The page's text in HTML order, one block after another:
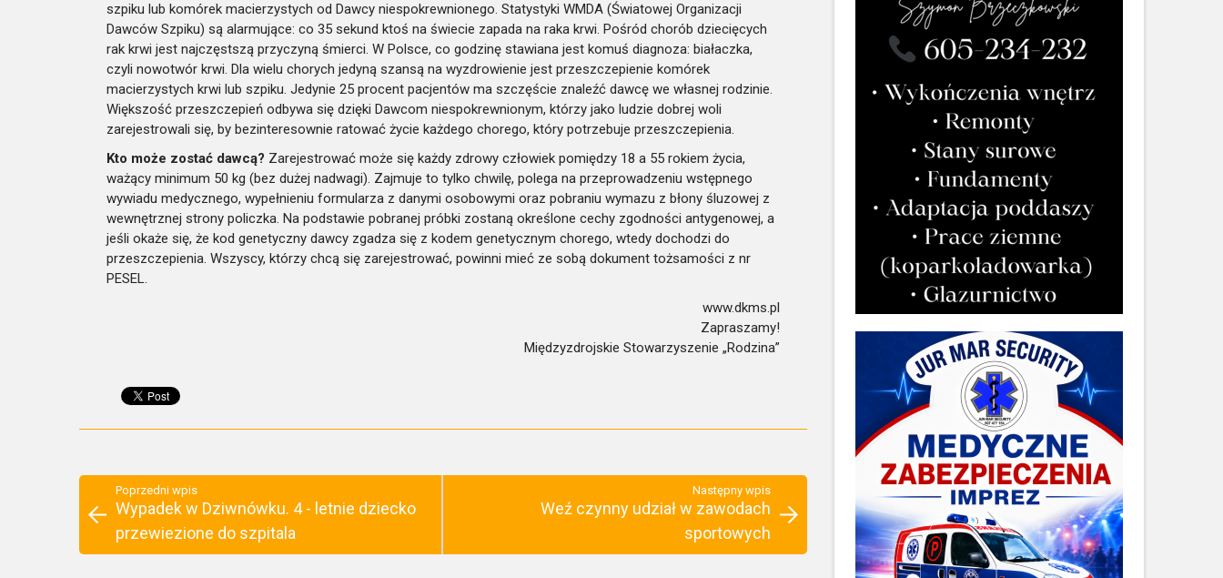
szpiku lub komórek macierzystych od Dawcy niespokrewnionego. Statystyki WMDA (Światowej Organizacji
Dawców Szpiku) są alarmujące: co 35 sekund ktoś na świecie zapada na raka krwi. Pośród chorób dziecięcych
rak krwi jest najczęstszą przyczyną śmierci. W Polsce, co godzinę stawiana jest komuś diagnoza: białaczka,
czyli nowotwór krwi. Dla wielu chorych jedyną szansą na wyzdrowienie jest przeszczepienie komórek
macierzystych krwi lub szpiku. Jedynie 25 procent pacjentów ma szczęście znaleźć dawcę we własnej rodzinie.
Większość przeszczepień odbywa się dzięki Dawcom niespokrewnionym, którzy jako ludzie dobrej woli
zarejestrowali się, by bezinteresownie ratować życie każdego chorego, który potrzebuje przeszczepienia.
Kto może zostać dawcą? Zarejestrować może się każdy zdrowy człowiek pomiędzy 18 a 55 rokiem życia,
ważący minimum 50 kg (bez dużej nadwagi). Zajmuje to tylko chwilę, polega na przeprowadzeniu wstępnego
wywiadu medycznego, wypełnieniu formularza z danymi osobowymi oraz pobraniu wymazu z błony śluzowej z
wewnętrznej strony policzka. Na podstawie pobranej próbki zostaną określone cechy zgodności antygenowej, a
jeśli okaże się, że kod genetyczny dawcy zgadza się z kodem genetycznym chorego, wtedy dochodzi do
przeszczepienia. Wszyscy, którzy chcą się zarejestrować, powinni mieć ze sobą dokument tożsamości z nr
PESEL.
www.dkms.pl
Zapraszamy!
Międzyzdrojskie Stowarzyszenie „Rodzina”
Poprzedni wpis
Wypadek w Dziwnówku. 4 - letnie dziecko
przewiezione do szpitala
Następny wpis
Weź czynny udział w zawodach
sportowych